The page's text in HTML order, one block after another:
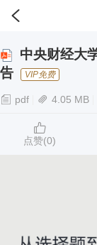
中央财经大
告
VIP免费
pdf 4.05 MB
点赞(0)